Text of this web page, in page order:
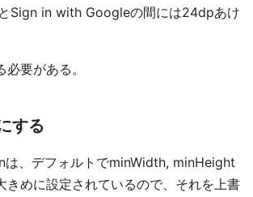
Sign in with Googleの間には24dpあけ
要がある。
する
、デフォルトでminWidth, minHeight
きめに設定されているので、それを上書